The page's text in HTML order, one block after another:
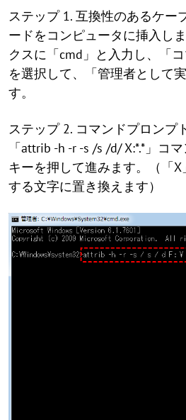
ステップ 1. 互換性のあるケー
ードをコンピュータに挿入し
クスに「cmd」と入力し、「
を選択して、「管理者として
す。
ステップ 2. コマンドプロンプ
「attrib -h -r -s /s /d/ X:*.*」コ
キーを押して進みます。（「
する文字に置き換えます）